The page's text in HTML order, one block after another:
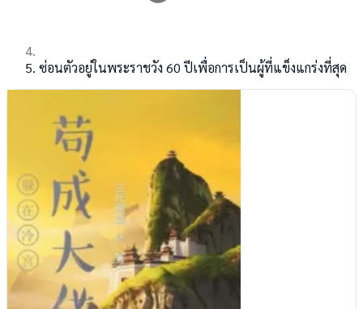
ซ่อนตัวอยู่ในพระราชวัง 60 ปีเพื่อการเป็นผู้ที่แข็งแกร่งที่สุด